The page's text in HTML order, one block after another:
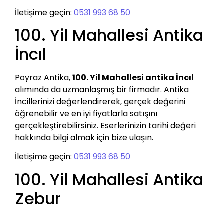
İletişime geçin: 0531 993 68 50
100. Yil Mahallesi Antika
İncıl
Poyraz Antika,100. Yil Mahallesi antika İncıl
alımında da uzmanlaşmış bir firmadır. Antika
İncillerinizi değerlendirerek, gerçek değerini
öğrenebilir ve en iyi fiyatlarla satışını
gerçekleştirebilirsiniz. Eserlerinizin tarihi değeri
hakkında bilgi almak için bize ulaşın.
İletişime geçin: 0531 993 68 50
100. Yil Mahallesi Antika
Zebur